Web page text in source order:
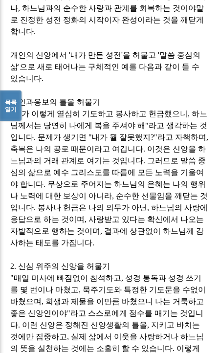
나,하느님과의 순수한 사랑과 관계를 회복하는 것이야말
로 진정한 성전 정화의 시작이자 완성이라는 것을 깨닫게
합니다.
개인의 신앙에서'내가 만든 성전'을 허물고'말씀 중심의
삶'으로 새로 태어나는 구체적인 예를 다음과 같이 들 수
있습니다.
1. 인과응보의 틀을 허물기
" 내가 이렇게 열심히 기도하고 봉사하고 헌금했으니 ,하느
님께서는 당연히 나에게 복을 주셔야 해 "라고 생각하는 것
입니다. 문제가 생기면 "내가 뭘 잘못했지?"라고 자책하며 ,
축복은 나의 공로 때문이라고 여깁니다. 이것은 신앙을 하
느님과의 거래 관계로 여기는 것입니다. 그러므로 말씀 중
심의 삶으로 예수 그리스도를 따름에 모든 노력을 기울여
야 합니다. 무상으로 주어지는 하느님의 은혜는 나의 행위
나 노력에 대한 보상이 아니라, 순수한 선물임을 깨닫는 것
입니다. 봉사나 헌금은 나의 의무가 아닌,하느님의 사랑에
응답으로 하는 것이며 ,사랑받고 있다는 확신에서 나오는
자발적으로 행하는 것이며 , 결과에 상관없이 하느님께 감
사하는 태도를 가집니다.
2. 신심 위주의 신앙을 허물기
"매일 미사에 빠짐없이 참석하고, 성경 통독과 성경 쓰기
를 몇 번이나 마쳤고, 묵주기도와 특정한 기도문을 수없이
바쳤으며 , 희생과 제물을 이만큼 바쳤으니 나는 거룩하고
좋은 신앙인이야"라고 스스로에게 점수를 매기는 것입니
다. 이런 신앙은 정해진 신앙생활의 틀을, 지키고 바치는
것에만 집중하고, 실제 삶에서 이웃을 사랑하거나 하느님
의 뜻을 실천하는 것에는 소홀히 할 수 있습니다. 이렇게
목록
열기